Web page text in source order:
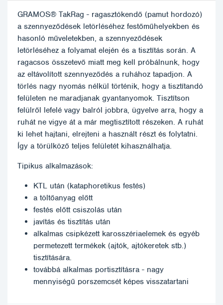
GRAMOS® TakRag - ragasztókendő (pamut hordozó)
a szennyeződések letörléséhez festőműhelyekben és
hasonló műveletekben, a szennyeződések
letörléséhez a folyamat elején és a tisztítás során. A
ragacsos összetevő miatt meg kell próbálnunk, hogy
az eltávolított szennyeződés a ruhához tapadjon. A
törlés nagy nyomás nélkül történik, hogy a tisztítandó
felületen ne maradjanak gyantanyomok. Tisztítson
felülről lefelé vagy balról jobbra, ügyelve arra, hogy a
ruhát ne vigye át a már megtisztított részeken. A ruhát
ki lehet hajtani, elrejteni a használt részt és folytatni.
Így a törülköző teljes felületét kihasználhatja.
Tipikus alkalmazások:
KTL után (kataphoretikus festés)
a töltőanyag előtt
festés előtt csiszolás után
javítás és tisztítás után
alkalmas csipkézett karosszériaelemek és egyéb
permetezett termékek (ajtók, ajtókeretek stb.)
tisztítására.
továbbá alkalmas portisztításra - nagy
mennyiségű porszemcsét képes visszatartani